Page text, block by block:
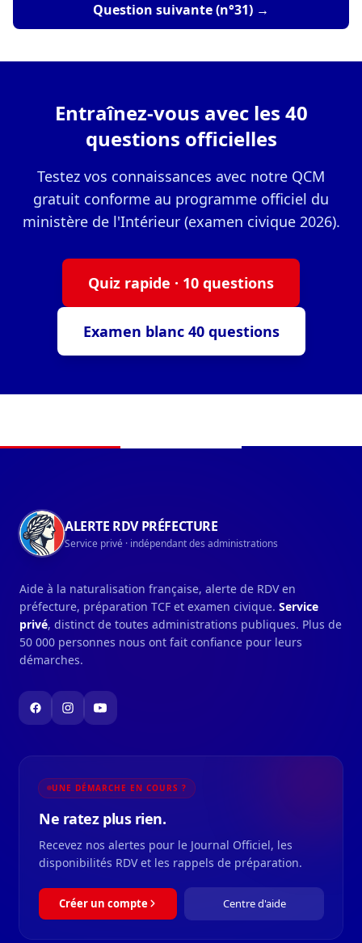
Question suivante (n°31) →
Entraînez-vous avec les 40
questions officielles
Testez vos connaissances avec notre QCM
gratuit conforme au programme officiel du
ministère de l'Intérieur (examen civique 2026).
Quiz rapide · 10 questions
Examen blanc 40 questions
ALERTE RDV PRÉFECTURE
Service privé · indépendant des administrations
Aide à la naturalisation française, alerte de RDV en
préfecture, préparation TCF et examen civique. Service
privé, distinct de toutes administrations publiques. Plus de
50 000 personnes nous ont fait confiance pour leurs
démarches.
UNE DÉMARCHE EN COURS ?
Ne ratez plus rien.
Recevez nos alertes pour le Journal Officiel, les
disponibilités RDV et les rappels de préparation.
Créer un compte Centre d'aide